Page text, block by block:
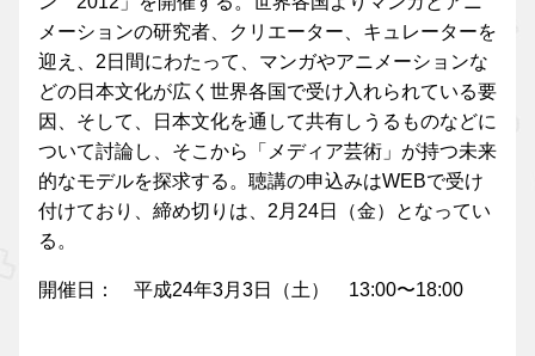
メーションの研究者、クリエーター、キュレーターを
迎え、2日間にわたって、マンガやアニメーションな
どの日本文化が広く世界各国で受け入れられている要
因、そして、日本文化を通して共有しうるものなどに
ついて討論し、そこから「メディア芸術」が持つ未来
的なモデルを探求する。聴講の申込みはWEBで受け
付けており、締め切りは、2月24日（金）となってい
る。
開催日： 平成24年3月3日（土） 13:00〜18:00